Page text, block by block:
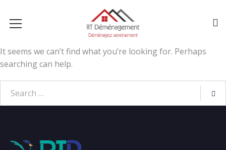
It seems we can’t find what you’re looking for. Perhaps
searching can help.